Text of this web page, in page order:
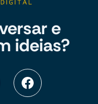
e
ideias?